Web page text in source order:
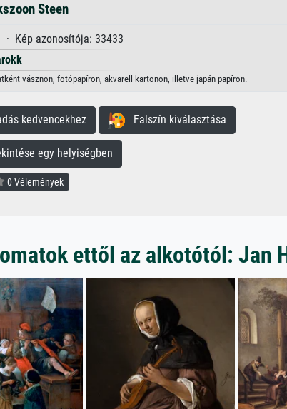
Steen
Kép azonosítója: 33433
vásznon, fotópapíron, akvarell kartonon, illetve japán papíron.
kedvencekhez Falszín kiválasztása
egy helyiségben
0 Vélemények
ettől az alkotótól: Jan